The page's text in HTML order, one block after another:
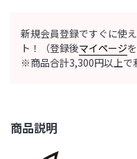
新規会員登録ですぐに使
ト！（登録後マイページ
※商品合計3,300円以上で
商品説明